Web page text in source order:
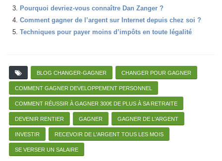
Pourquoi devriez-vous connaître Dan Zanger ?
Comment gagner de l’argent sur Internet depuis chez soi ?
Techniques pour payer moins d’impôts en toute légalité
BLOG CHANGER-GAGNER CHANGER POUR GAGNER
COMMENT GAGNER DEVELOPPEMENT PERSONNEL
COMMENT RÉUSSIR À GAGNER 300€ DE PLUS À SA RETRAITE
DEVENIR RENTIER GAGNER GAGNER DE L'ARGENT
INVESTIR RECEVOIR DE L'ARGENT TOUS LES MOIS
SE VERSER UN SALAIRE